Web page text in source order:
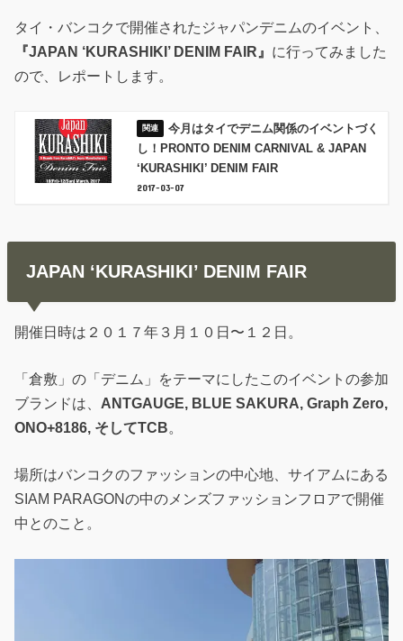
タイ・バンコクで開催されたジャパンデニムのイベント、
『JAPAN ‘KURASHIKI’ DENIM FAIR』 に行ってみました
ので、レポートします。
今月はタイでデニム関係のイベントづく
し！PRONTO DENIM CARNIVAL & JAPAN
‘KURASHIKI’ DENIM FAIR
2017-03-07
JAPAN ‘KURASHIKI’ DENIM FAIR
開催日時は２０１７年３月１０日〜１２日。
「倉敷」の「デニム」をテーマにしたこのイベントの参加
ブランドは、 ANTGAUGE, BLUE SAKURA, Graph Zero,
ONO+8186, そしてTCB。
場所はバンコクのファッションの中心地、サイアムにある
SIAM PARAGONの中のメンズファッションフロアで開催
中とのこと。